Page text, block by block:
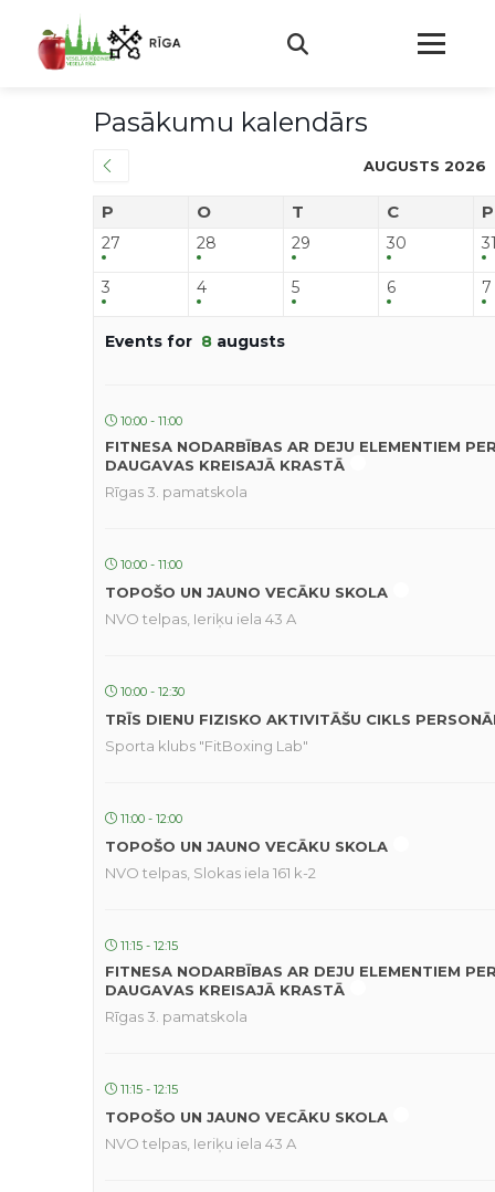
Pasākumu kalendārs
AUGUSTS 2026
P O T C
27 28 29 30
3 4 5 6 7
Events for 8 augusts
10:00 - 11:00
FITNESA NODARBĪBAS AR DEJU ELEMENTIEM
DAUGAVAS KREISAJĀ KRASTĀ
Rīgas 3. pamatskola
10:00 - 11:00
TOPOŠO UN JAUNO VECĀKU SKOLA
NVO telpas, Ieriķu iela 43 A
10:00 - 12:30
TRĪS DIENU FIZISKO AKTIVITĀŠU CIKLS
Sporta klubs "FitBoxing Lab"
11:00 - 12:00
TOPOŠO UN JAUNO VECĀKU SKOLA
NVO telpas, Slokas iela 161 k-2
11:15 - 12:15
FITNESA NODARBĪBAS AR DEJU ELEMENTIEM
DAUGAVAS KREISAJĀ KRASTĀ
Rīgas 3. pamatskola
11:15 - 12:15
TOPOŠO UN JAUNO VECĀKU SKOLA
NVO telpas, Ieriķu iela 43 A